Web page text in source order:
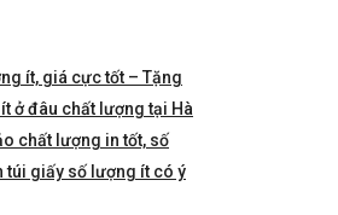
ít, giá cực tốt – Tặng
ở đâu chất lượng tại Hà
chất lượng in tốt, số
túi giấy số lượng ít có ý